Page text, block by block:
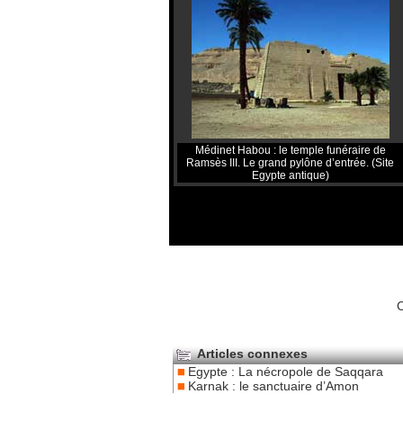
Médinet Habou : le temple funéraire de
Ramsès III. Le grand pylône d’entrée. (Site
Egypte antique)
Articles connexes
Egypte : La nécropole de Saqqara
Karnak : le sanctuaire d’Amon